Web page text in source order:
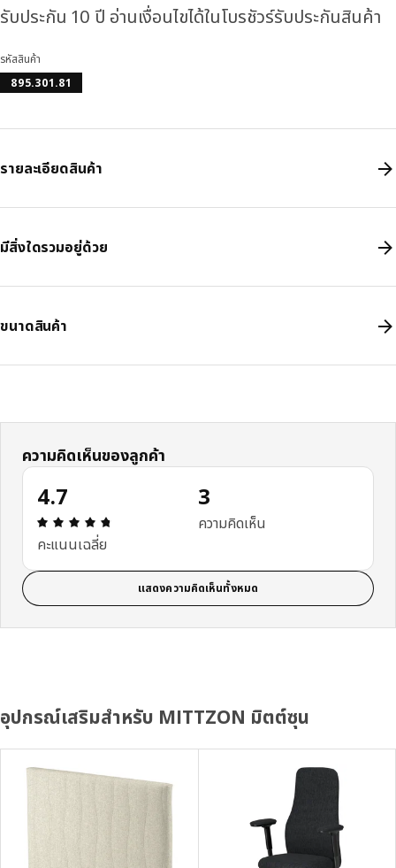
รับประกัน 10 ปี อ่านเงื่อนไขได้ในโบรชัวร์รับประกันสินค้า
รหัสสินค้า
895.301.81
รายละเอียดสินค้า
มีสิ่งใดรวมอยู่ด้วย
ขนาดสินค้า
ความคิดเห็นของลูกค้า
4.7
ความคิดเห็น: 4.7 จาก 5 ดาว รีวิวทั้งหมด: 3
คะแนนเฉลี่ย
3
ความคิดเห็น
แสดงความคิดเห็นทั้งหมด
อุปกรณ์เสริมสำหรับ MITTZON มิตต์ซุน